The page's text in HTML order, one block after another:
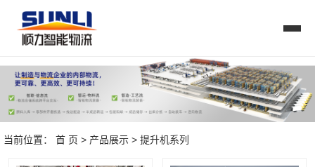
当前位置： 首 页 > 产品展示 > 提升机系列